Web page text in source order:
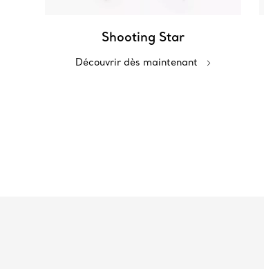
Shooting Star
Découvrir dès maintenant